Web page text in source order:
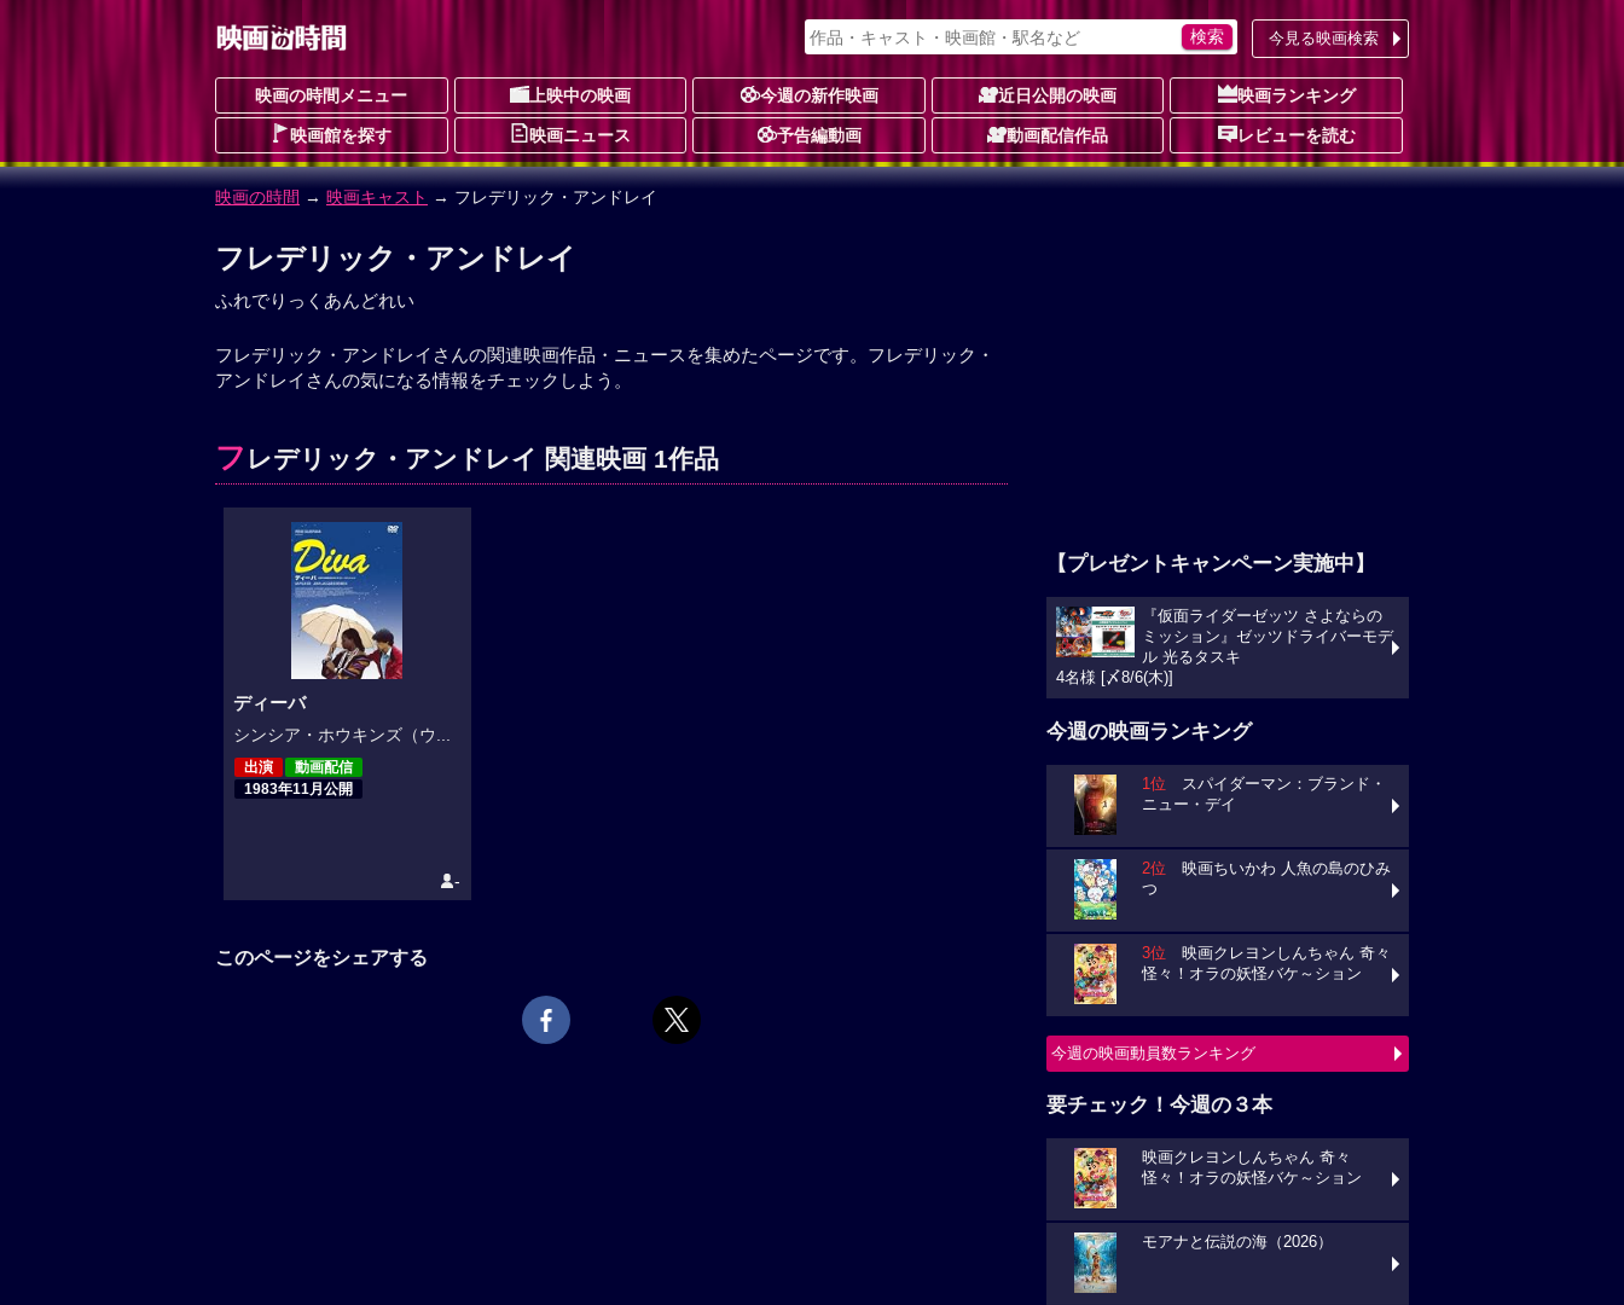
今見る映画検索
映画の時間メニュー 上映中の映画 今週の新作映画 近日公開の映画 映画ランキング
映画館を探す 映画ニュース 予告編動画 動画配信作品 レビューを読む
映画の時間 → 映画キャスト → フレデリック・アンドレイ
フレデリック・アンドレイ
ふれでりっくあんどれい
フレデリック・アンドレイさんの関連映画作品・ニュースを集めたページです。フレデリック・
アンドレイさんの気になる情報をチェックしよう。
フ レデリック・アンドレイ 関連映画 1作品
ディーバ
シンシア・ホウキンズ（ウ...
出演
動画配信
1983年11月公開
-
このページをシェアする
【プレゼントキャンペーン実施中】
『仮面ライダーゼッツ さよならの
ミッション』ゼッツドライバーモデ
ル 光るタスキ
4名様 [〆8/6(木)]
今週の映画ランキング
1位 スパイダーマン：ブランド・
ニュー・デイ
2位 映画ちいかわ 人魚の島のひみ
つ
3位 映画クレヨンしんちゃん 奇々
怪々！オラの妖怪バケ～ション
今週の映画動員数ランキング
要チェック！今週の３本
映画クレヨンしんちゃん 奇々
怪々！オラの妖怪バケ～ション
モアナと伝説の海（2026）